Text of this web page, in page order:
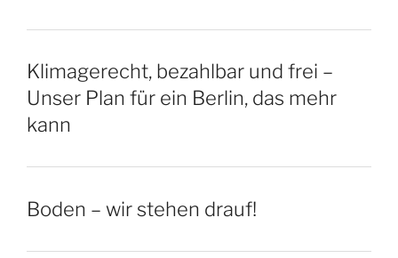
Klimagerecht, bezahlbar und frei –
Unser Plan für ein Berlin, das mehr
kann
Boden – wir stehen drauf!